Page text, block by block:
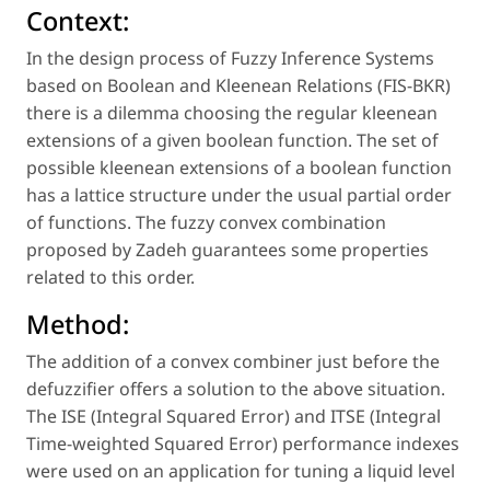
Context:
In the design process of Fuzzy Inference Systems
based on Boolean and Kleenean Relations (FIS-BKR)
there is a dilemma choosing the regular kleenean
extensions of a given boolean function. The set of
possible kleenean extensions of a boolean function
has a lattice structure under the usual partial order
of functions. The fuzzy convex combination
proposed by Zadeh guarantees some properties
related to this order.
Method:
The addition of a convex combiner just before the
defuzzifier offers a solution to the above situation.
The ISE (Integral Squared Error) and ITSE (Integral
Time-weighted Squared Error) performance indexes
were used on an application for tuning a liquid level